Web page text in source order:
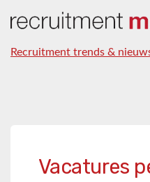
Recruitment trends &
Vacatures